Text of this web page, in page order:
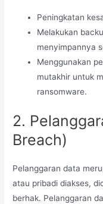
Peningkatan
Melakukan
menyimpannya
Menggunakan
mutakhir untuk
ransomware.
2.
Breach)
Pelanggaran data
atau pribadi diakses,
berhak. Pelanggaran